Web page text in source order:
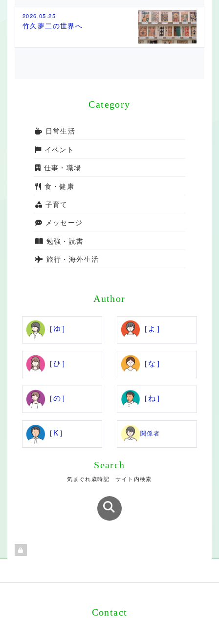
2026.05.25
竹久夢二の世界へ
Category
日常生活
イベント
仕事・職場
食・健康
子育て
メッセージ
勉強・読書
旅行・海外生活
Author
［ゆ］ ［よ］
［ひ］ ［な］
［の］ ［ね］
［K］ 関係者
Search
気まぐれ歳時記 サイト内検索
Contact